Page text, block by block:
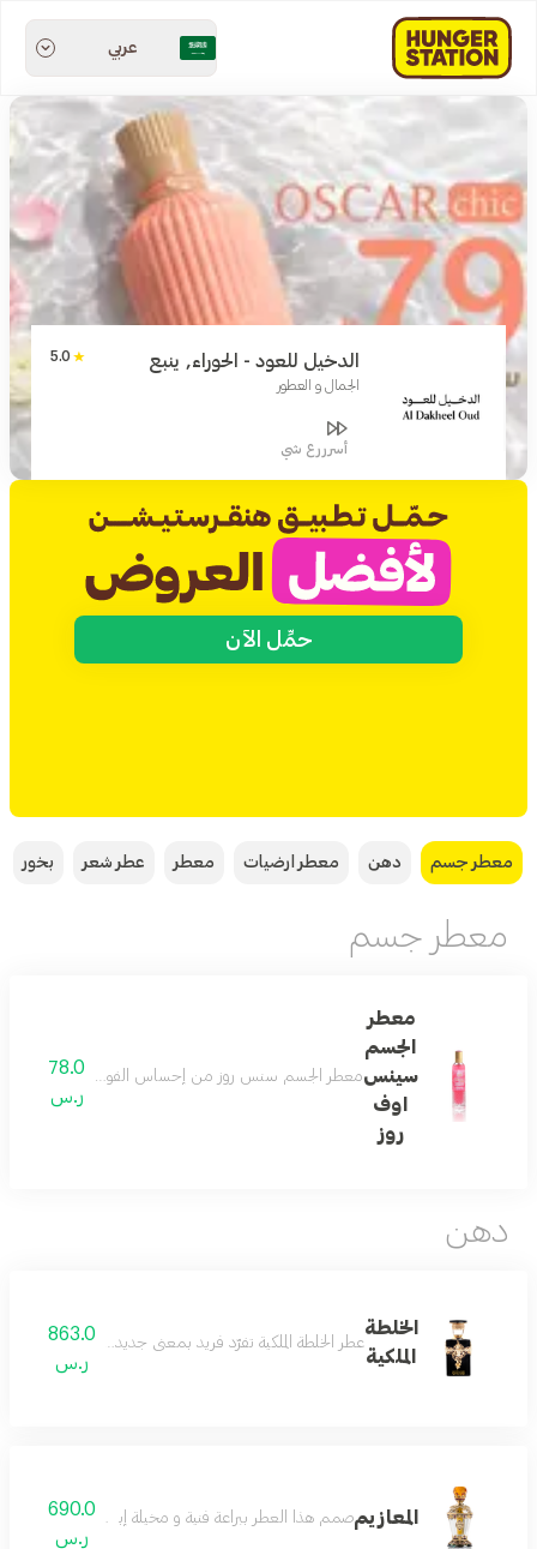
عربي
الدخيل للعود - الحوراء, ينبع
الجمال و العطور
5.0
أسرررع شي
حمِّل الآن
معطر جسم دهن معطر ارضيات معطر عطر شعر بخور
معطر جسم
معطر
الجسم
سينس
اوف
روز
معطر الجسم سنس روز من إحساس الفواكه إلى عبق الورود يسمتد رائحته بحجم 100 مل بخاخ بمزيج فريد من مقدمة العطر الفراولة و
78.0
ر.س
دهن
الخلطة
الملكية
عطر الخلطة الملكية تفرّد فريد بمعنى جديد للفخامة مقدمة
863.0
ر.س
المعازيمصمم هذا العطر ببراعة فنية و مخيلة إبداعية جسّدت
690.0
ر.س